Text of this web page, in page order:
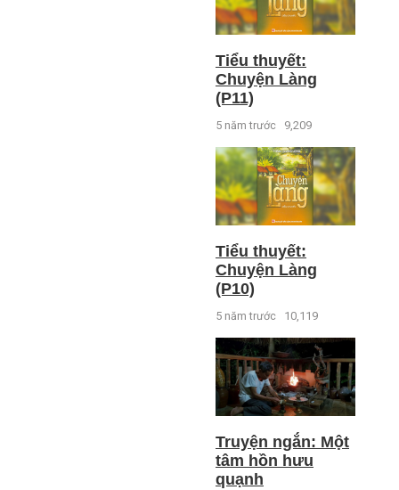
Tiểu thuyết:
Chuyện Làng
(P11)
5 năm trước 9,209
Tiểu thuyết:
Chuyện Làng
(P10)
5 năm trước 10,119
Truyện ngắn: Một
tâm hồn hưu
quạnh